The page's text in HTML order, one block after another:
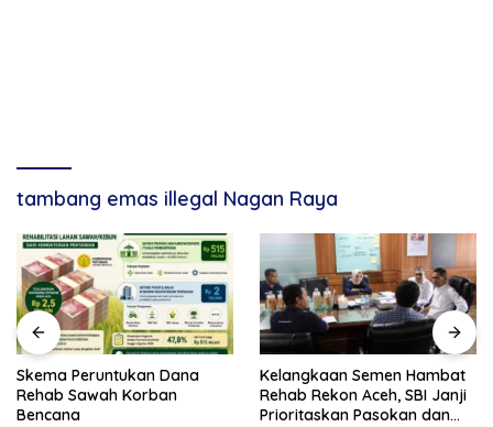
tambang emas illegal Nagan Raya
Skema Peruntukan Dana
Rehab Sawah Korban
Bencana
Kelangkaan Semen Hambat
Rehab Rekon Aceh, SBI Janji
Prioritaskan Pasokan dan